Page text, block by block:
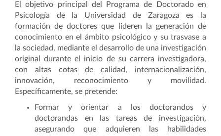
El objetivo principal del Programa de Doctorado en
Psicología de la Universidad de Zaragoza es la
formación de doctores que lideren la generación de
conocimiento en el ámbito psicológico y su trasvase a
la sociedad, mediante el desarrollo de una investigación
original durante el inicio de su carrera investigadora,
con altas cotas de calidad, internacionalización,
innovación, reconocimiento y movilidad.
Específicamente, se pretende:
Formar y orientar a los doctorandos y
doctorandas en las tareas de investigación,
asegurando que adquieren las habilidades